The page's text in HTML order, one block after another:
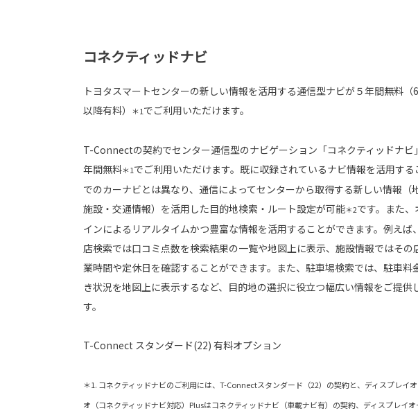
コネクティッドナビ
トヨタスマートセンターの新しい情報を活用する通信型ナビが５年間無料（
以降有料）
＊1でご利用いただけます。
T-Connectの契約でセンター通信型のナビゲーション「コネクティッドナビ
年間無料＊1でご利用いただけます。既に収録されているナビ情報を活用する
でのカーナビとは異なり、通信によってセンターから取得する新しい情報（
施設・交通情報）を活用した目的地検索・ルート設定が可能＊2です。また、
インによるリアルタイムかつ豊富な情報を活用することができます。例えば
店検索では口コミ点数を検索結果の一覧や地図上に表示、施設情報ではその
業時間や定休日を確認することができます。また、駐車場検索では、駐車料
き状況を地図上に表示するなど、目的地の選択に役立つ幅広い情報をご提供
す。
T-Connect スタンダード(22) 有料オプション
＊1. コネクティッドナビのご利用には、T-Connectスタンダード（22）の契約と、ディスプレイオ
オ（コネクティッドナビ対応）Plusはコネクティッドナビ（車載ナビ有）の契約、ディスプレイオ